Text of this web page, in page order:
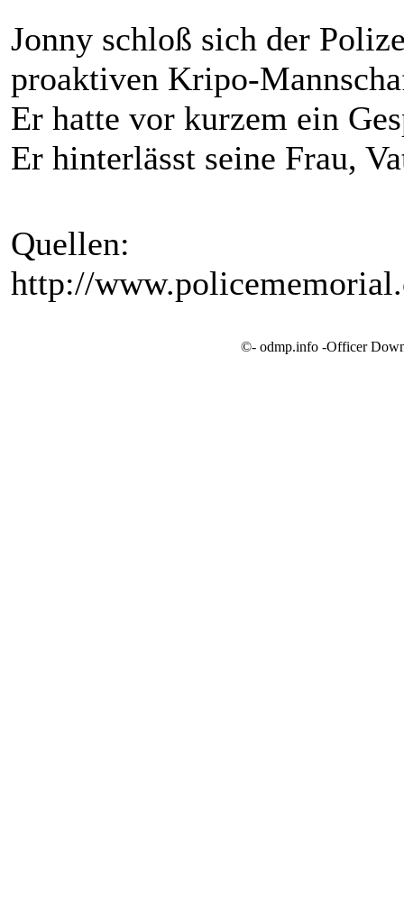
Jonny schloß sich der
proaktiven Kripo-
Er hatte vor kurzem ein
Er hinterlässt seine Frau,
Quellen:
http://
©- odmp.info -Officer